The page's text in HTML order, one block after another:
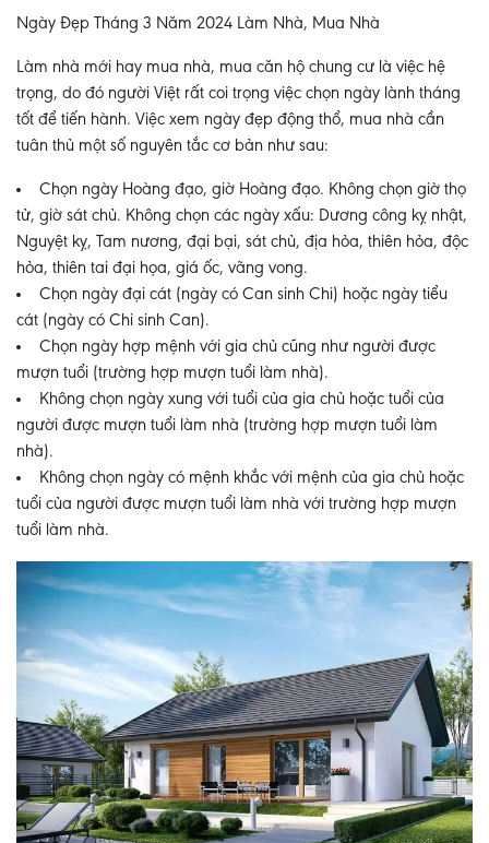
Ngày Đẹp Tháng 3 Năm 2024 Làm Nhà, Mua Nhà
Làm nhà mới hay mua nhà, mua căn hộ chung cư là việc hệ
trọng, do đó người Việt rất coi trọng việc chọn ngày lành tháng
tốt để tiến hành. Việc xem ngày đẹp động thổ, mua nhà cần
tuân thủ một số nguyên tắc cơ bản như sau:
Chọn ngày Hoàng đạo, giờ Hoàng đạo. Không chọn giờ thọ
tử, giờ sát chủ. Không chọn các ngày xấu: Dương công kỵ nhật,
Nguyệt kỵ, Tam nương, đại bại, sát chủ, địa hỏa, thiên hỏa, độc
hỏa, thiên tai đại họa, giá ốc, vãng vong.
Chọn ngày đại cát (ngày có Can sinh Chi) hoặc ngày tiểu
cát (ngày có Chi sinh Can).
Chọn ngày hợp mệnh với gia chủ cũng như người được
mượn tuổi (trường hợp mượn tuổi làm nhà).
Không chọn ngày xung với tuổi của gia chủ hoặc tuổi của
người được mượn tuổi làm nhà (trường hợp mượn tuổi làm
nhà).
Không chọn ngày có mệnh khắc với mệnh của gia chủ hoặc
tuổi của người được mượn tuổi làm nhà với trường hợp mượn
tuổi làm nhà.